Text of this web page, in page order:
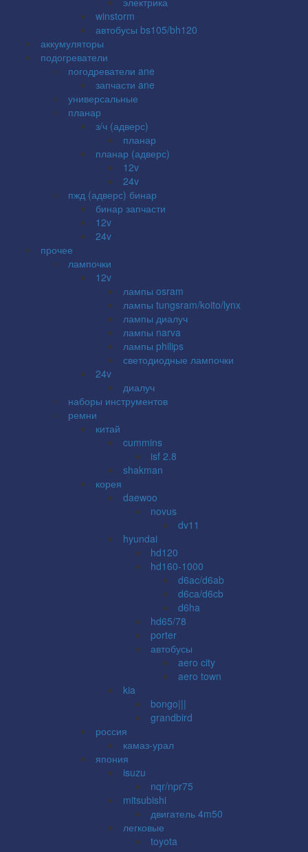
winstorm
автобусы bs105/bh120
аккумуляторы
подогреватели
погодреватели ane
запчасти ane
универсальные
планар
з/ч (адверс)
планар
планар (адверс)
12v
24v
пжд (адверс) бинар
бинар запчасти
12v
24v
прочее
лампочки
12v
лампы osram
лампы tungsram/koito/lynx
лампы диалуч
лампы narva
лампы philips
светодиодные лампочки
24v
диалуч
наборы инструментов
ремни
китай
cummins
isf 2.8
shakman
корея
daewoo
novus
dv11
hyundai
hd120
hd160-1000
d6ac/d6ab
d6ca/d6cb
d6ha
hd65/78
porter
автобусы
aero city
aero town
kia
bongo|||
grandbird
россия
камаз-урал
япония
isuzu
nqr/npr75
mitsubishi
двигатель 4m50
легковые
toyota